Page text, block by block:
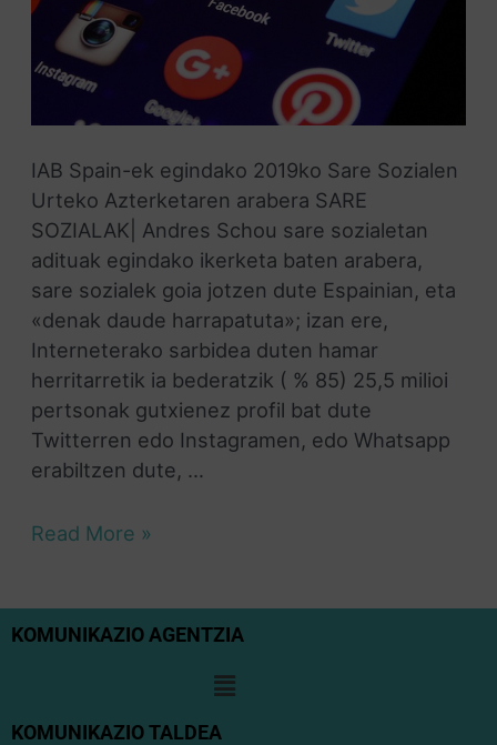
IAB Spain-ek egindako 2019ko Sare Sozialen
Urteko Azterketaren arabera SARE
SOZIALAK| Andres Schou sare sozialetan
adituak egindako ikerketa baten arabera,
sare sozialek goia jotzen dute Espainian, eta
«denak daude harrapatuta»; izan ere,
Interneterako sarbidea duten hamar
herritarretik ia bederatzik ( % 85) 25,5 milioi
pertsonak gutxienez profil bat dute
Twitterren edo Instagramen, edo Whatsapp
erabiltzen dute, …
Read More »
KOMUNIKAZIO AGENTZIA
KOMUNIKAZIO TALDEA